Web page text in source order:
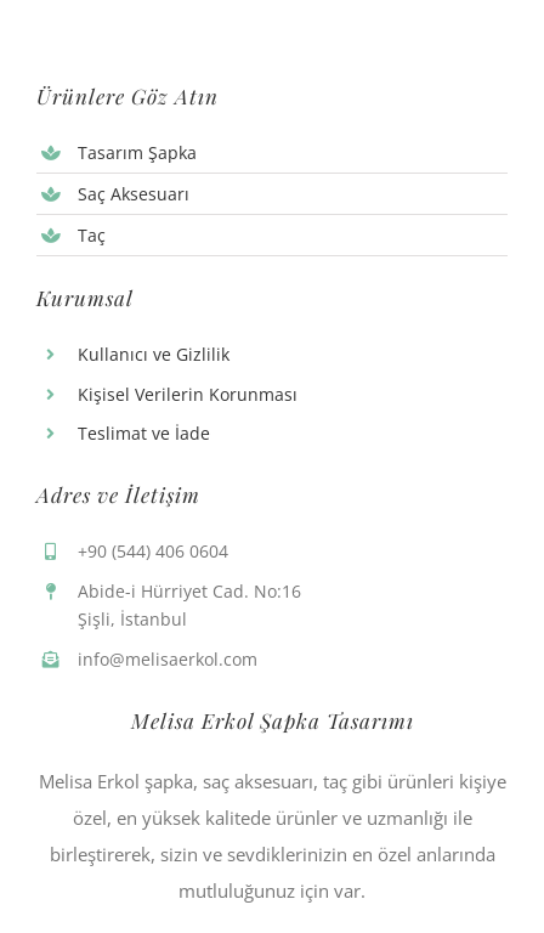
Ürünlere Göz Atın
Tasarım Şapka
Saç Aksesuarı
Taç
Kurumsal
Kullanıcı ve Gizlilik
Kişisel Verilerin Korunması
Teslimat ve İade
Adres ve İletişim
+90 (544) 406 0604
Abide-i Hürriyet Cad. No:16
Şişli, İstanbul
info@melisaerkol.com
Melisa Erkol Şapka Tasarımı
Melisa Erkol şapka, saç aksesuarı, taç gibi ürünleri kişiye
özel, en yüksek kalitede ürünler ve uzmanlığı ile
birleştirerek, sizin ve sevdiklerinizin en özel anlarında
mutluluğunuz için var.